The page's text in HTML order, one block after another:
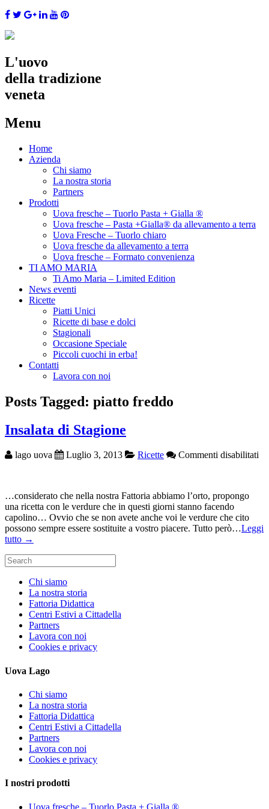
L'uovo
della tradizione
veneta
Menu
Skip
Home
Azienda
Chi siamo
La nostra storia
Partners
Prodotti
Uova fresche – Tuorlo Pasta + Gialla ®
Uova fresche – Pasta +Gialla® da allevamento a terra
Uova Fresche – Tuorlo chiaro
Uova fresche da allevamento a terra
Uova fresche – Formato convenienza
TI AMO MARIA
Ti Amo Maria – Limited Edition
News eventi
Ricette
Piatti Unici
Ricette di base e dolci
Stagionali
Occasione Speciale
Piccoli cuochi in erba!
Contatti
Lavora con noi
Posts Tagged: piatto freddo
Insalata di Stagione
lago uova Luglio 3, 2013 Ricette Commenti disabilitati
…considerato che nella nostra Fattoria abbiamo l’orto, propongo
una ricetta con le verdure che in questi giorni stanno facendo
capolino… Ovvio che se non avete anche voi le verdure che cito
possono sempre essere sostituite a vostro piacere. Tutto però…Leggi
tutto →
Search
for:
Chi siamo
La nostra storia
Fattoria Didattica
Centri Estivi a Cittadella
Partners
Lavora con noi
Cookies e privacy
Uova Lago
Chi siamo
La nostra storia
Fattoria Didattica
Centri Estivi a Cittadella
Partners
Lavora con noi
Cookies e privacy
I nostri prodotti
Uova fresche – Tuorlo Pasta + Gialla ®